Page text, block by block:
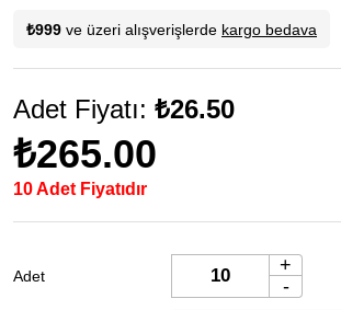
₺999 ve üzeri alışverişlerde kargo bedava
Adet Fiyatı: ₺26.50
₺265.00
10 Adet Fiyatıdır
Adet
+
-